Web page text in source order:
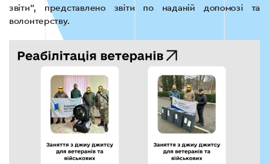
звіти”, представлено звіти по наданій допомозі та
волонтерству.